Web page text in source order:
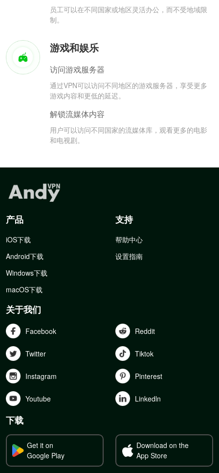
员工可以在不同国家或地区灵活办公，而不受地域限
制。
游戏和娱乐
访问游戏服务器
通过VPN可以访问不同地区的游戏服务器，享受更多
游戏内容和更低的延迟。
解锁流媒体内容
用户可以访问不同国家的流媒体库，观看更多的电影
和电视剧。
产品
iOS下载
Android下载
Windows下载
macOS下载
支持
帮助中心
设置指南
关于我们
Facebook Reddit
Twitter Tiktok
Instagram Pinterest
Youtube Linkedln
下载
Get it on
Google Play
Download on the
App Store